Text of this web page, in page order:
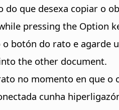
do que desexa copiar o
pressing the Option
botón do rato e agarde
the other document.
no momento en que
cunha